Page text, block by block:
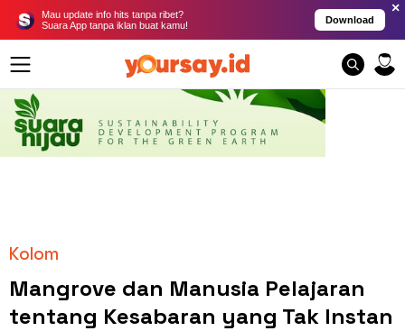
Mau update info hits tanpa ribet?
Suara App tanpa iklan buat kamu!
Download
×
Kolom
Mangrove dan Manusia Pelajaran
tentang Kesabaran yang Tak Instan